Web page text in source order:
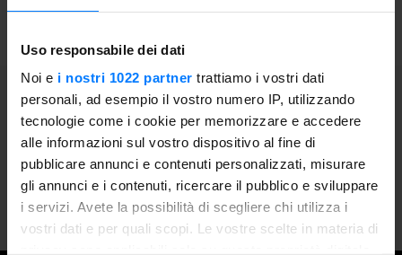
Uso responsabile dei dati
Noi e i nostri 1022 partner trattiamo i vostri dati
personali, ad esempio il vostro numero IP, utilizzando
tecnologie come i cookie per memorizzare e accedere
alle informazioni sul vostro dispositivo al fine di
pubblicare annunci e contenuti personalizzati, misurare
gli annunci e i contenuti, ricercare il pubblico e sviluppare
i servizi. Avete la possibilità di scegliere chi utilizza i
vostri dati e per quali scopi. Le vostre scelte in materia di
General Information
Stainless steel baking pan, dimensions 415 mm x 240 mm
and height 20 mm.
Ideal for pizza preparation.